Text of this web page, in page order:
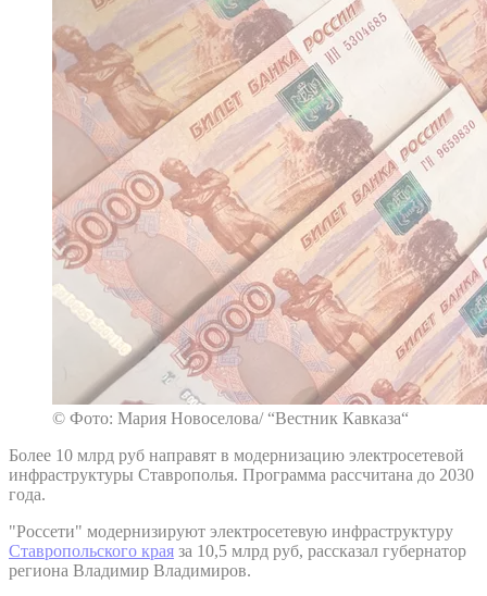
© Фото: Мария Новоселова/ “Вестник Кавказа“
Более 10 млрд руб направят в модернизацию электросетевой
инфраструктуры Ставрополья. Программа рассчитана до 2030
года.
"Россети" модернизируют электросетевую инфраструктуру
Ставропольского края за 10,5 млрд руб, рассказал губернатор
региона Владимир Владимиров.